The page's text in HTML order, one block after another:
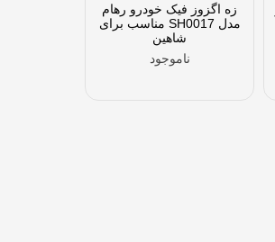
زه اگزوز فیک خودرو رهام
مدل SH0017 مناسب برای
شاهین
ناموجود